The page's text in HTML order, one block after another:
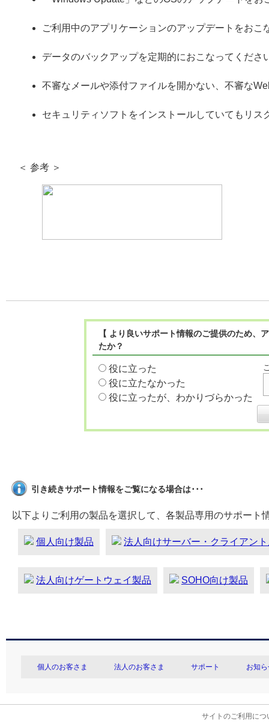
ご利用中のアプリケーションのアップデートをおこ
データのバックアップを定期的におこなってくださ
不審なメールや添付ファイルを開かない、不審な
セキュリティソフトをインストールしていてもリス
＜ 参考 ＞
【 より良いサポート情報のご提供のため
たか？
役に立った
役に立たなかった
役に立ったが、わかりづらかった
引き続きサポート情報をご覧になる場合は･･･
以下よりご利用の製品を選択して、各製品専用のサポート
個人向け製品 法人向けサーバー・クライアン
法人向けゲートウェイ製品 SOHO向け製品
個人のお客さま 法人のお客さま サポート お知
サイトのご利用につ